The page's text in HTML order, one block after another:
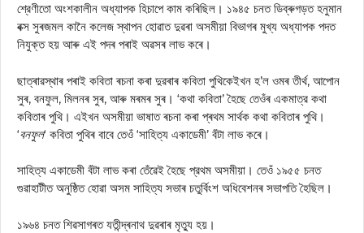
শ্রেণীতো অংশকালীন অধ্যাপক হিচাপে কাম কৰিছিল। ১৯৪৫ চনত ডিব্ৰুগড়ত হনুমান
বক্স সুৰজমল কানৈ কলেজ স্থাপন হোৱাত দুৱৰা অসমীয়া বিভাগৰ মুখ্য অধ্যাপক পদত
নিযুক্ত হয় আৰু এই পদৰ পৰাই অৱসৰ লাভ কৰে।
ছাত্ৰাৱস্থাৰ পৰাই কবিতা ৰচনা কৰা দুৱৰাৰ কবিতা পুথিকেইখন হ’ল ওমৰ তীর্থ, আপোন
সুৰ, বনফুল, মিলনৰ সুৰ, আৰু মৰমৰ সুৰ। ‘কথা কবিতা’ হৈছে তেওঁৰ একমাত্র কথা
কবিতাৰ পুথি। এইখন অসমীয়া ভাষাত ৰচনা কৰা প্ৰথম সার্থক কথা কবিতাৰ পুথি।
‘বনফুল‘ কবিতা পুথিৰ বাবে তেওঁ ‘সাহিত্য একাডেমী’ বঁটা লাভ কৰে।
সাহিত্য একাডেমী বঁটা লাভ কৰা তেঁৱেই হৈছে প্রথম অসমীয়া। তেওঁ ১৯৫৫ চনত
গুৱাহাটীত অনুষ্ঠিত হোৱা অসম সাহিত্য সভাৰ চতুর্বিংশ অধিবেশনৰ সভাপতি হৈছিল।
১৯৬৪ চনত শিৱসাগৰত যতীন্দ্ৰনাথ দুৱৰাৰ মৃত্যু হয়।